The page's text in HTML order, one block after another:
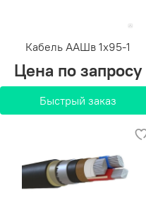
Кабель ААШв 1х95-1
Цена по запросу
Быстрый заказ